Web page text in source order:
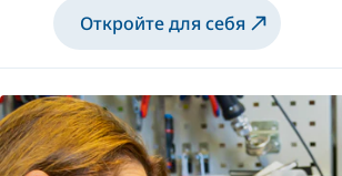
Откройте для себя